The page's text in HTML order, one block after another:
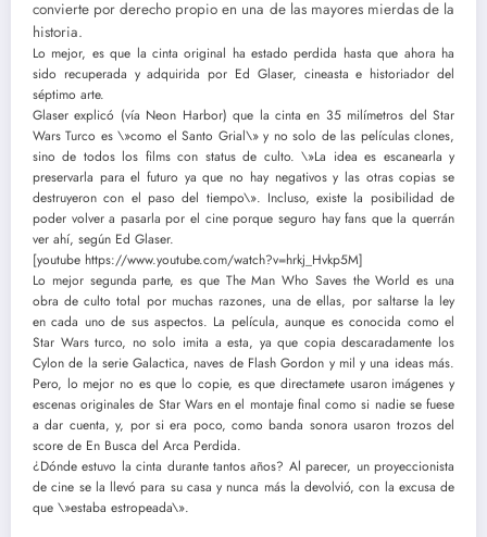
convierte por derecho propio en una de las mayores mierdas de la
historia.
Lo mejor, es que la cinta original ha estado perdida hasta que ahora ha
sido recuperada y adquirida por Ed Glaser, cineasta e historiador del
séptimo arte.
Glaser explicó (vía Neon Harbor) que la cinta en 35 milímetros del Star
Wars Turco es \»como el Santo Grial\» y no solo de las películas clones,
sino de todos los films con status de culto. \»La idea es escanearla y
preservarla para el futuro ya que no hay negativos y las otras copias se
destruyeron con el paso del tiempo\». Incluso, existe la posibilidad de
poder volver a pasarla por el cine porque seguro hay fans que la querrán
ver ahí, según Ed Glaser.
[youtube https://www.youtube.com/watch?v=hrkj_Hvkp5M]
Lo mejor segunda parte, es que The Man Who Saves the World es una
obra de culto total por muchas razones, una de ellas, por saltarse la ley
en cada uno de sus aspectos. La película, aunque es conocida como el
Star Wars turco, no solo imita a esta, ya que copia descaradamente los
Cylon de la serie Galactica, naves de Flash Gordon y mil y una ideas más.
Pero, lo mejor no es que lo copie, es que directamete usaron imágenes y
escenas originales de Star Wars en el montaje final como si nadie se fuese
a dar cuenta, y, por si era poco, como banda sonora usaron trozos del
score de En Busca del Arca Perdida.
¿Dónde estuvo la cinta durante tantos años? Al parecer, un proyeccionista
de cine se la llevó para su casa y nunca más la devolvió, con la excusa de
que \»estaba estropeada\».